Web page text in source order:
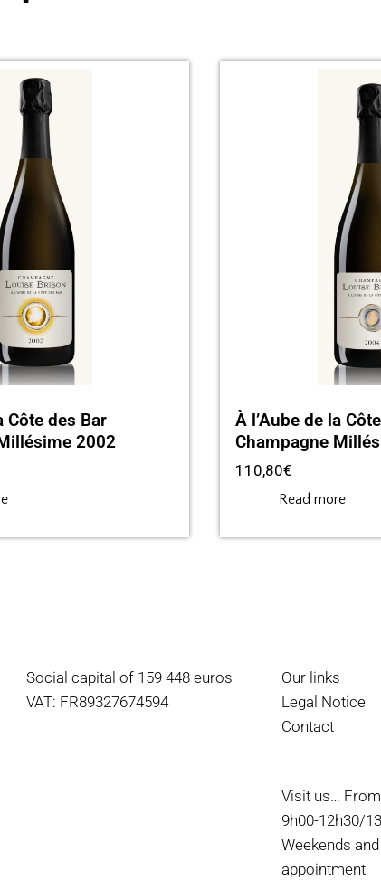
Côte des Bar
2002
À l’Aube de la
Champagne
110,80€
Read more
Social capital of 159 448 euros
VAT: FR89327674594
Our links
Legal Notice
Contact
Visit us…
9h00-12h30/
Weekends
appointment